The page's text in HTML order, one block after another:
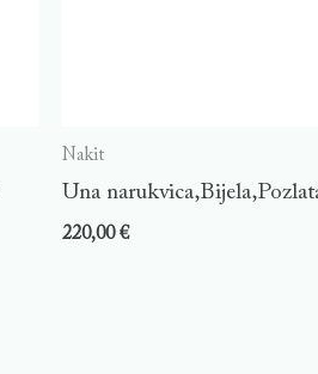
Nakit
Una
220,00€